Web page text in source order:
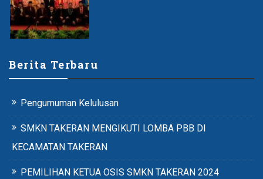
Berita Terbaru
Pengumuman Kelulusan
SMKN TAKERAN MENGIKUTI LOMBA PBB DI
KECAMATAN TAKERAN
PEMILIHAN KETUA OSIS SMKN TAKERAN 2024